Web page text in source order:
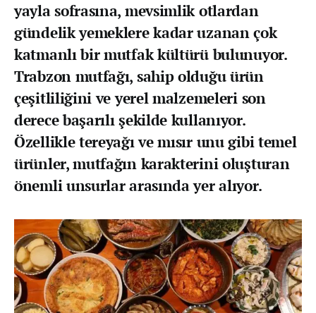
yayla sofrasına, mevsimlik otlardan
gündelik yemeklere kadar uzanan çok
katmanlı bir mutfak kültürü bulunuyor.
Trabzon mutfağı, sahip olduğu ürün
çeşitliliğini ve yerel malzemeleri son
derece başarılı şekilde kullanıyor.
Özellikle tereyağı ve mısır unu gibi temel
ürünler, mutfağın karakterini oluşturan
önemli unsurlar arasında yer alıyor.